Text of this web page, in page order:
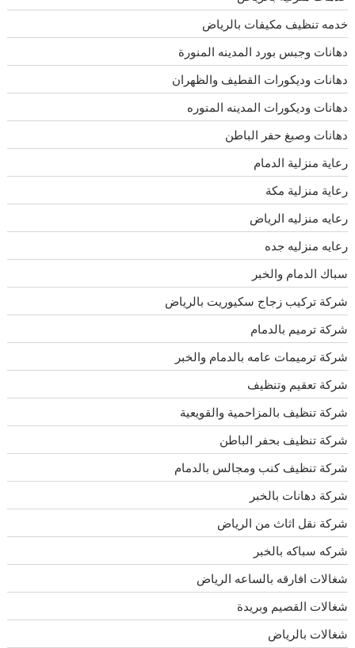
خدمه تنظيف مكيفات بالرياض
دهانات وجبس بورد المدينه المنورة
دهانات وديكورات القطيف والظهران
دهانات وديكورات المدينه المنوره
دهانات وصبغ حفر الباطن
رعاية منزلية الدمام
رعاية منزلية مكة
رعايه منزليه الرياض
رعايه منزليه جده
سباك الدمام والخبر
شركة تركيب زجاج سكيوريت بالرياض
شركة ترميم بالدمام
شركة ترميمات عامه بالدمام والخبر
شركة تعقيم وتنظيف
شركة تنظيف بالمزاحمية والقويعية
شركة تنظيف بحفر الباطن
شركة تنظيف كنب ومجالس بالدمام
شركة دهانات بالخبر
شركة نقل اثاث من الرياض
شركه سباكه بالخبر
شغالات افارقه بالساعه الرياض
شغالات القصيم وبريدة
شغالات بالرياض